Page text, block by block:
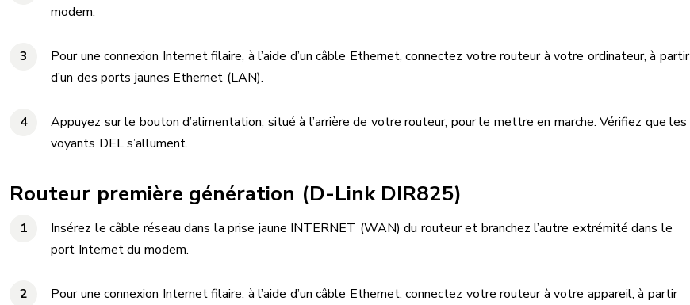
modem.
Pour une connexion Internet filaire, à l’aide d’un câble Ethernet, connectez votre routeur à votre ordinateur, à partir
d’un des ports jaunes Ethernet (LAN).
Appuyez sur le bouton d’alimentation, situé à l’arrière de votre routeur, pour le mettre en marche. Vérifiez que les
voyants DEL s’allument.
Routeur première génération (D-Link DIR825)
Insérez le câble réseau dans la prise jaune INTERNET (WAN) du routeur et branchez l’autre extrémité dans le
port Internet du modem.
Pour une connexion Internet filaire, à l’aide d’un câble Ethernet, connectez votre routeur à votre appareil, à partir